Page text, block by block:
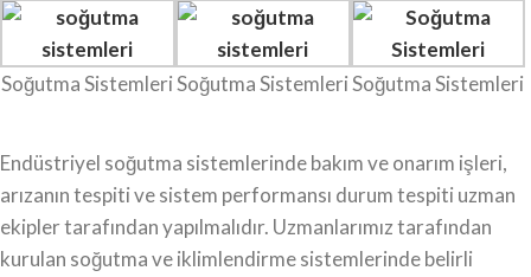
Soğutma Sistemleri Soğutma SistemleriSoğutma Sistemleri
Endüstriyel soğutma sistemlerinde bakım ve onarım işleri,
arızanın tespiti ve sistem performansı durum tespiti uzman
ekipler tarafından yapılmalıdır. Uzmanlarımız tarafından
kurulan soğutma ve iklimlendirme sistemlerinde belirli